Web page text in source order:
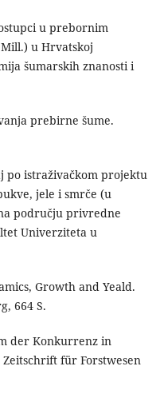
u prebornim
u Hrvatskoj
šumarskih znanosti i
prebirne šume.
po istraživačkom projektu
jele i smrče (u
području privredne
Univerziteta u
Growth and Yeald.
664 S.
der Konkurrenz in
für Forstwesen